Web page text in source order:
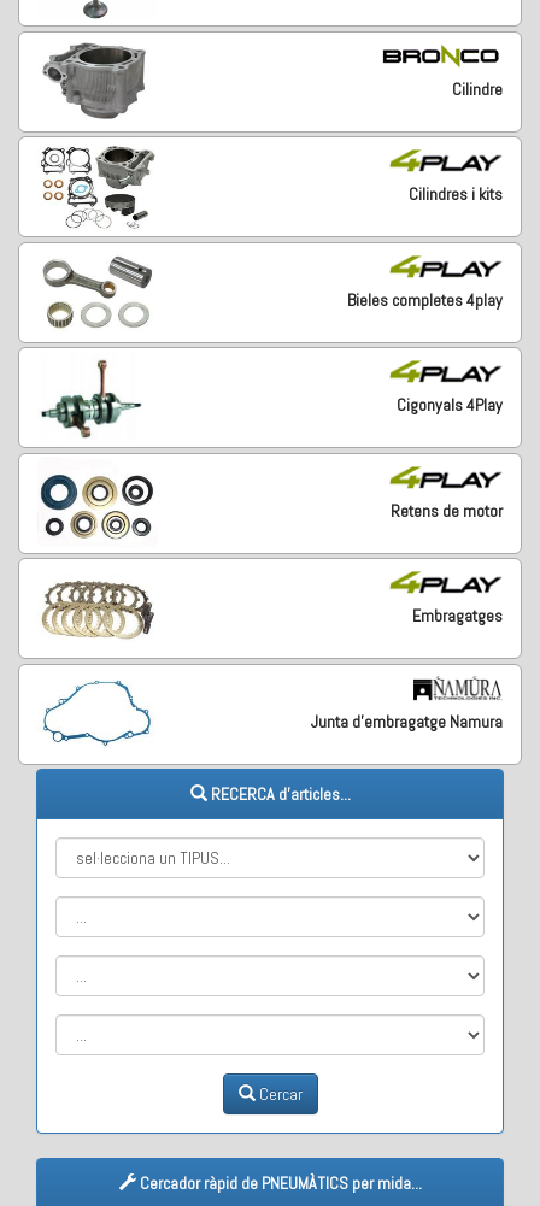
Cilindre
Cilindres i kits
Bieles completes 4play
Cigonyals 4Play
Retens de motor
Embragatges
Junta d'embragatge Namura
RECERCA d'articles...
Cercar
Cercador ràpid de PNEUMÀTICS per mida...